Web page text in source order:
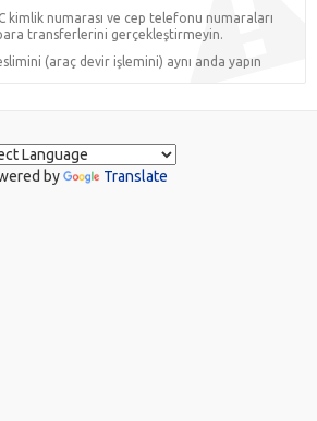
kimlik numarası ve cep telefonu numaraları
transferlerini gerçekleştirmeyin.
(araç devir işlemini) aynı anda yapın
by Translate